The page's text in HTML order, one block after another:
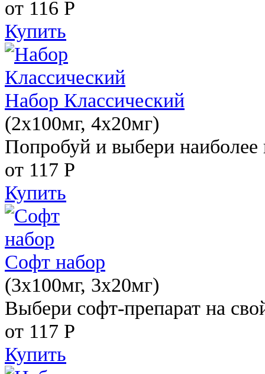
от 116 Р
Купить
Набор Классический
(2x100мг, 4x20мг)
Попробуй и выбери наиболее
от 117 Р
Купить
Софт набор
(3x100мг, 3x20мг)
Выбери софт-препарат на
от 117 Р
Купить